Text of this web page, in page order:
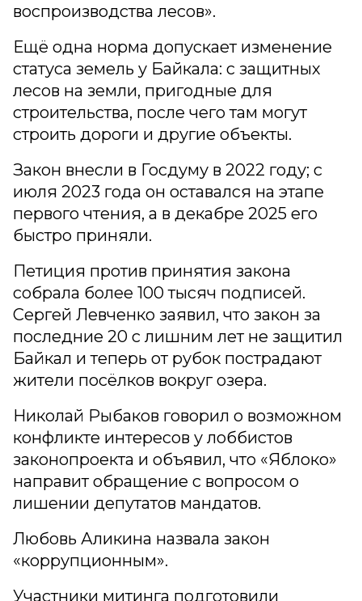
воспроизводства лесов».
Ещё одна норма допускает изменение
статуса земель у Байкала: с защитных
лесов на земли, пригодные для
строительства, после чего там могут
строить дороги и другие объекты.
Закон внесли в Госдуму в 2022 году; с
июля 2023 года он оставался на этапе
первого чтения, а в декабре 2025 его
быстро приняли.
Петиция против принятия закона
собрала более 100 тысяч подписей.
Сергей Левченко заявил, что закон за
последние 20 с лишним лет не защитил
Байкал и теперь от рубок пострадают
жители посёлков вокруг озера.
Николай Рыбаков говорил о возможном
конфликте интересов у лоббистов
законопроекта и объявил, что «Яблоко»
направит обращение с вопросом о
лишении депутатов мандатов.
Любовь Аликина назвала закон
«коррупционным».
Участники митинга подготовили